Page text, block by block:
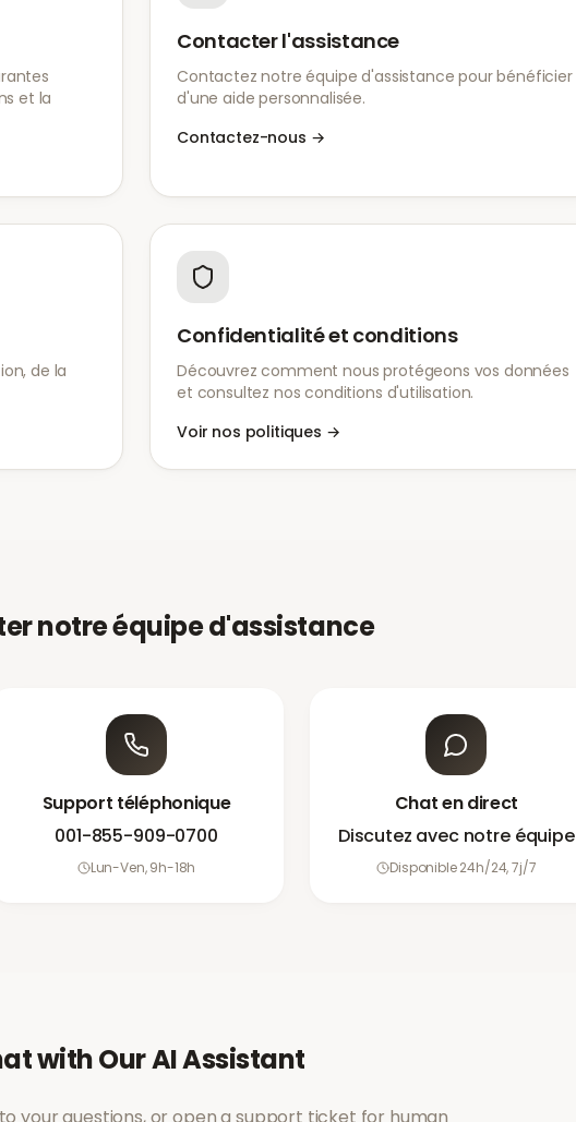
et la
Contacter l'assistance
Contactez notre équipe d'assistance pour bénéficier
d'une aide personnalisée.
Contactez-nous →
de la
Confidentialité et conditions
Découvrez comment nous protégeons vos données
et consultez nos conditions d'utilisation.
Voir nos politiques →
notre équipe d'assistance
Support téléphonique
001-855-909-0700
Lun-Ven, 9h-18h
Chat en direct
Discutez avec notre équipe
Disponible 24h/24, 7j/7
with Our AI Assistant